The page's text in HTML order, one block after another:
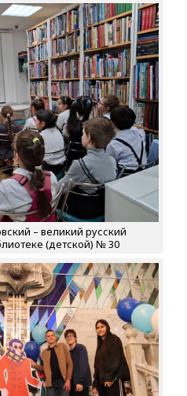
– великий русский
(детской) № 30